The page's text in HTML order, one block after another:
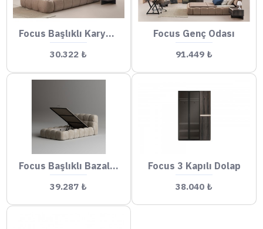
Focus Başlıklı Karyola
30.322 ₺
Focus Genç Odası
91.449 ₺
Focus Başlıklı Bazalı Karyola
39.287 ₺
Focus 3 Kapılı Dolap
38.040 ₺